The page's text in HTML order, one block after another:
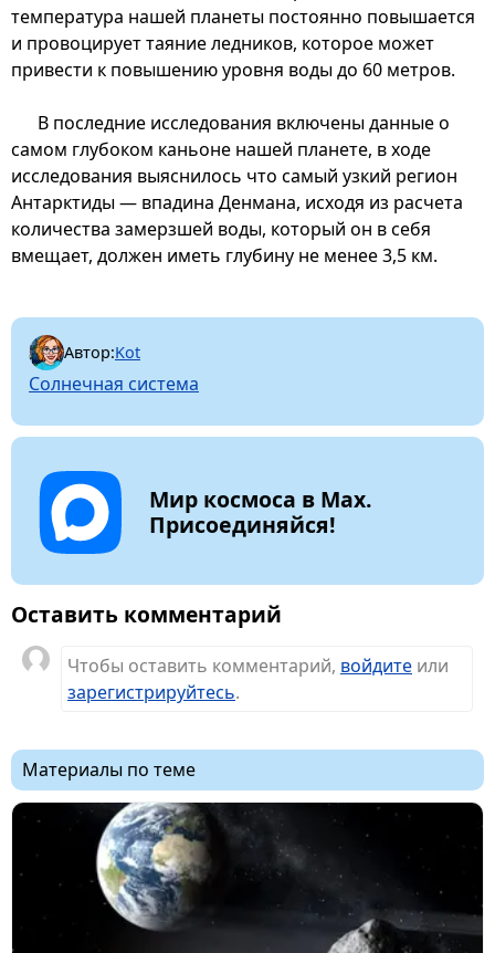
температура нашей планеты постоянно повышается
и провоцирует таяние ледников, которое может
привести к повышению уровня воды до 60 метров.
В последние исследования включены данные о
самом глубоком каньоне нашей планете, в ходе
исследования выяснилось что самый узкий регион
Антарктиды — впадина Денмана, исходя из расчета
количества замерзшей воды, который он в себя
вмещает, должен иметь глубину не менее 3,5 км.
Автор:Kot
Солнечная система
Мир космоса в Max.
Присоединяйся!
Оставить комментарий
Чтобы оставить комментарий, войдите или
зарегистрируйтесь.
Материалы по теме